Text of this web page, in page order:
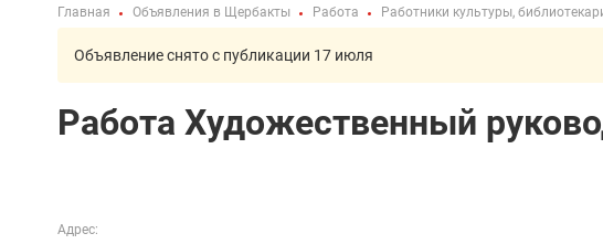
Главная Объявления в Щербакты Работа Работники культуры,
Объявление снято с публикации 17 июля
Работа Художественный
Адрес: